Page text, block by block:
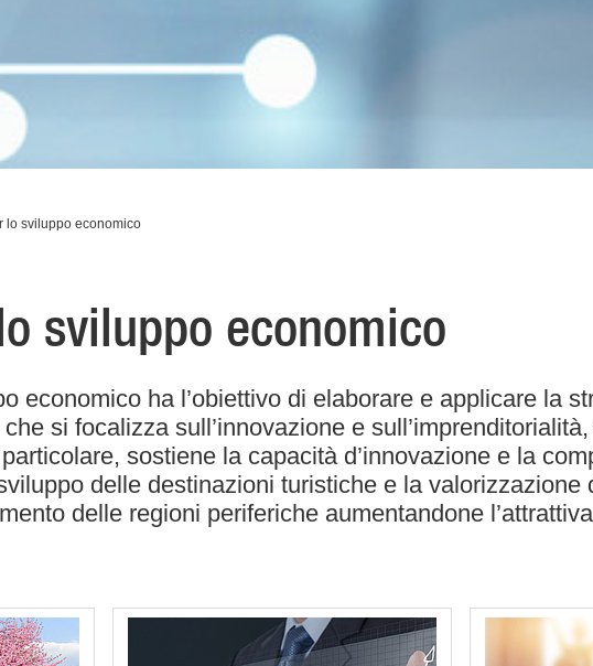
lo sviluppo economico
sviluppo economico
economico ha l’obiettivo di elaborare e applicare la
si focalizza sull’innovazione e
sostiene la capacità d’innovazione e la
delle destinazioni turistiche e la valorizzazione
delle regioni periferiche aumentandone